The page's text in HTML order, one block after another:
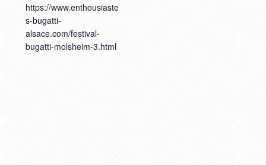
https://www.enthousiaste
s-bugatti-
alsace.com/festival-
bugatti-molsheim-3.html